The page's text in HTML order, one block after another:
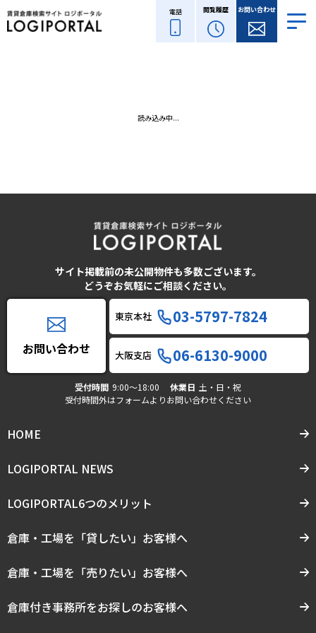
電話 閲覧履歴 お問い合わせ
読み込み中...
サイト掲載前の未公開物件も多数ございます。
どうぞお気軽にご相談ください。
お問い合わせ
東京本社 03-5797-7824
大阪支店 06-6130-9000
受付時間 9:00〜18:00 休業日 土・日・祝
受付時間外はフォームよりお問い合わせください
HOME
LOGIPORTAL NEWS
LOGIPORTAL6つのメリット
倉庫・工場を「貸したい」お客様へ
倉庫・工場を「売りたい」お客様へ
倉庫付き事務所をお探しのお客様へ